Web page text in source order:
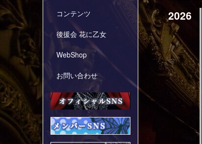
コンテンツ
後援会 花に乙女
WebShop
お問い合わせ
2026